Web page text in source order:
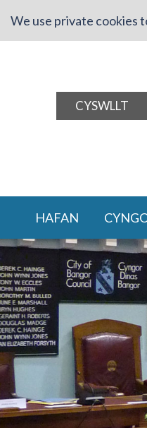
We use private cookies
CYSWLLT
HAFAN